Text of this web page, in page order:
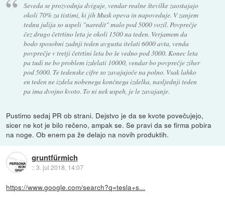
Seveda se prozvodnja dviguje, vendar realne številke zaostajajo
okoli 70% za tistimi, ki jih Musk opeva in napoveduje. V zanjem
tednu julija so uspeli "naredit" malo pod 5000 vozil. Povprečje
čez drugo četrtino leta je okoli 1500 na teden. Verjamem da
bodo sposobni zadnji teden avgusta itelati 6000 avta, venda
povprečje v tretji četrtini leta bo še vedno pod 3000. Konec leta
pa tudi ne bo problem izdelati 10000, vendar bo povprečje ziher
pod 5000. Te tedenske cifre so zavajujoče na polno. Vsak lahko
en teden ne izdela nobenega končnega izdelka, nasljednji teden
pa ima dvojno kvoto. To ni nek uspeh, je le zavajanje.
Pustimo sedaj PR ob strani. Dejstvo je da se kvote povečujejo,
sicer ne kot je bilo rečeno, ampak se. Se pravi da se firma pobira
na noge. Ob enem pa že delajo na novih produktih.
gruntfürmich
::3. jul 2018, 14:07
https://www.google.com/search?q=tesla+s...